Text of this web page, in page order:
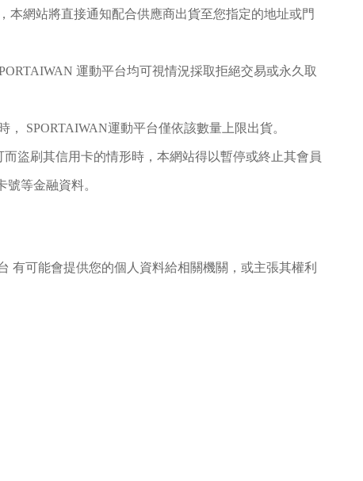
本網站將直接通知配合供應商出貨至您指定的地址或門
運動平台均可視情況採取拒絕交易或永久取
SPORTAIWAN運動平台僅依該數量上限出貨。
盜刷其信用卡的情形時，本網站得以暫停或終止其會員
等金融資料。
有可能會提供您的個人資料給相關機關，或主張其權利